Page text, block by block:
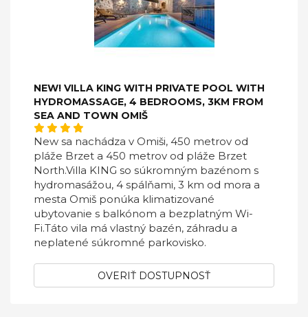
NEW! VILLA KING WITH PRIVATE POOL WITH
HYDROMASSAGE, 4 BEDROOMS, 3KM FROM
SEA AND TOWN OMIŠ
New sa nachádza v Omiši, 450 metrov od
pláže Brzet a 450 metrov od pláže Brzet
North.Villa KING so súkromným bazénom s
hydromasážou, 4 spálňami, 3 km od mora a
mesta Omiš ponúka klimatizované
ubytovanie s balkónom a bezplatným Wi-
Fi.Táto vila má vlastný bazén, záhradu a
neplatené súkromné ​​parkovisko.
OVERIŤ DOSTUPNOSŤ